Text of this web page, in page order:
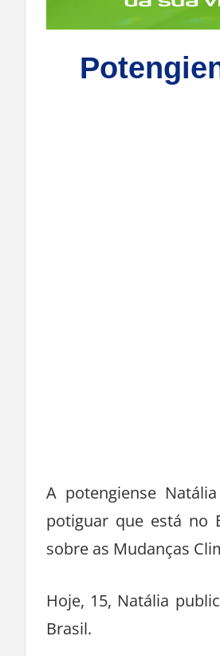
A potengiense
potiguar que está no
sobre as Mudanças
Hoje, 15, Natália
Brasil.